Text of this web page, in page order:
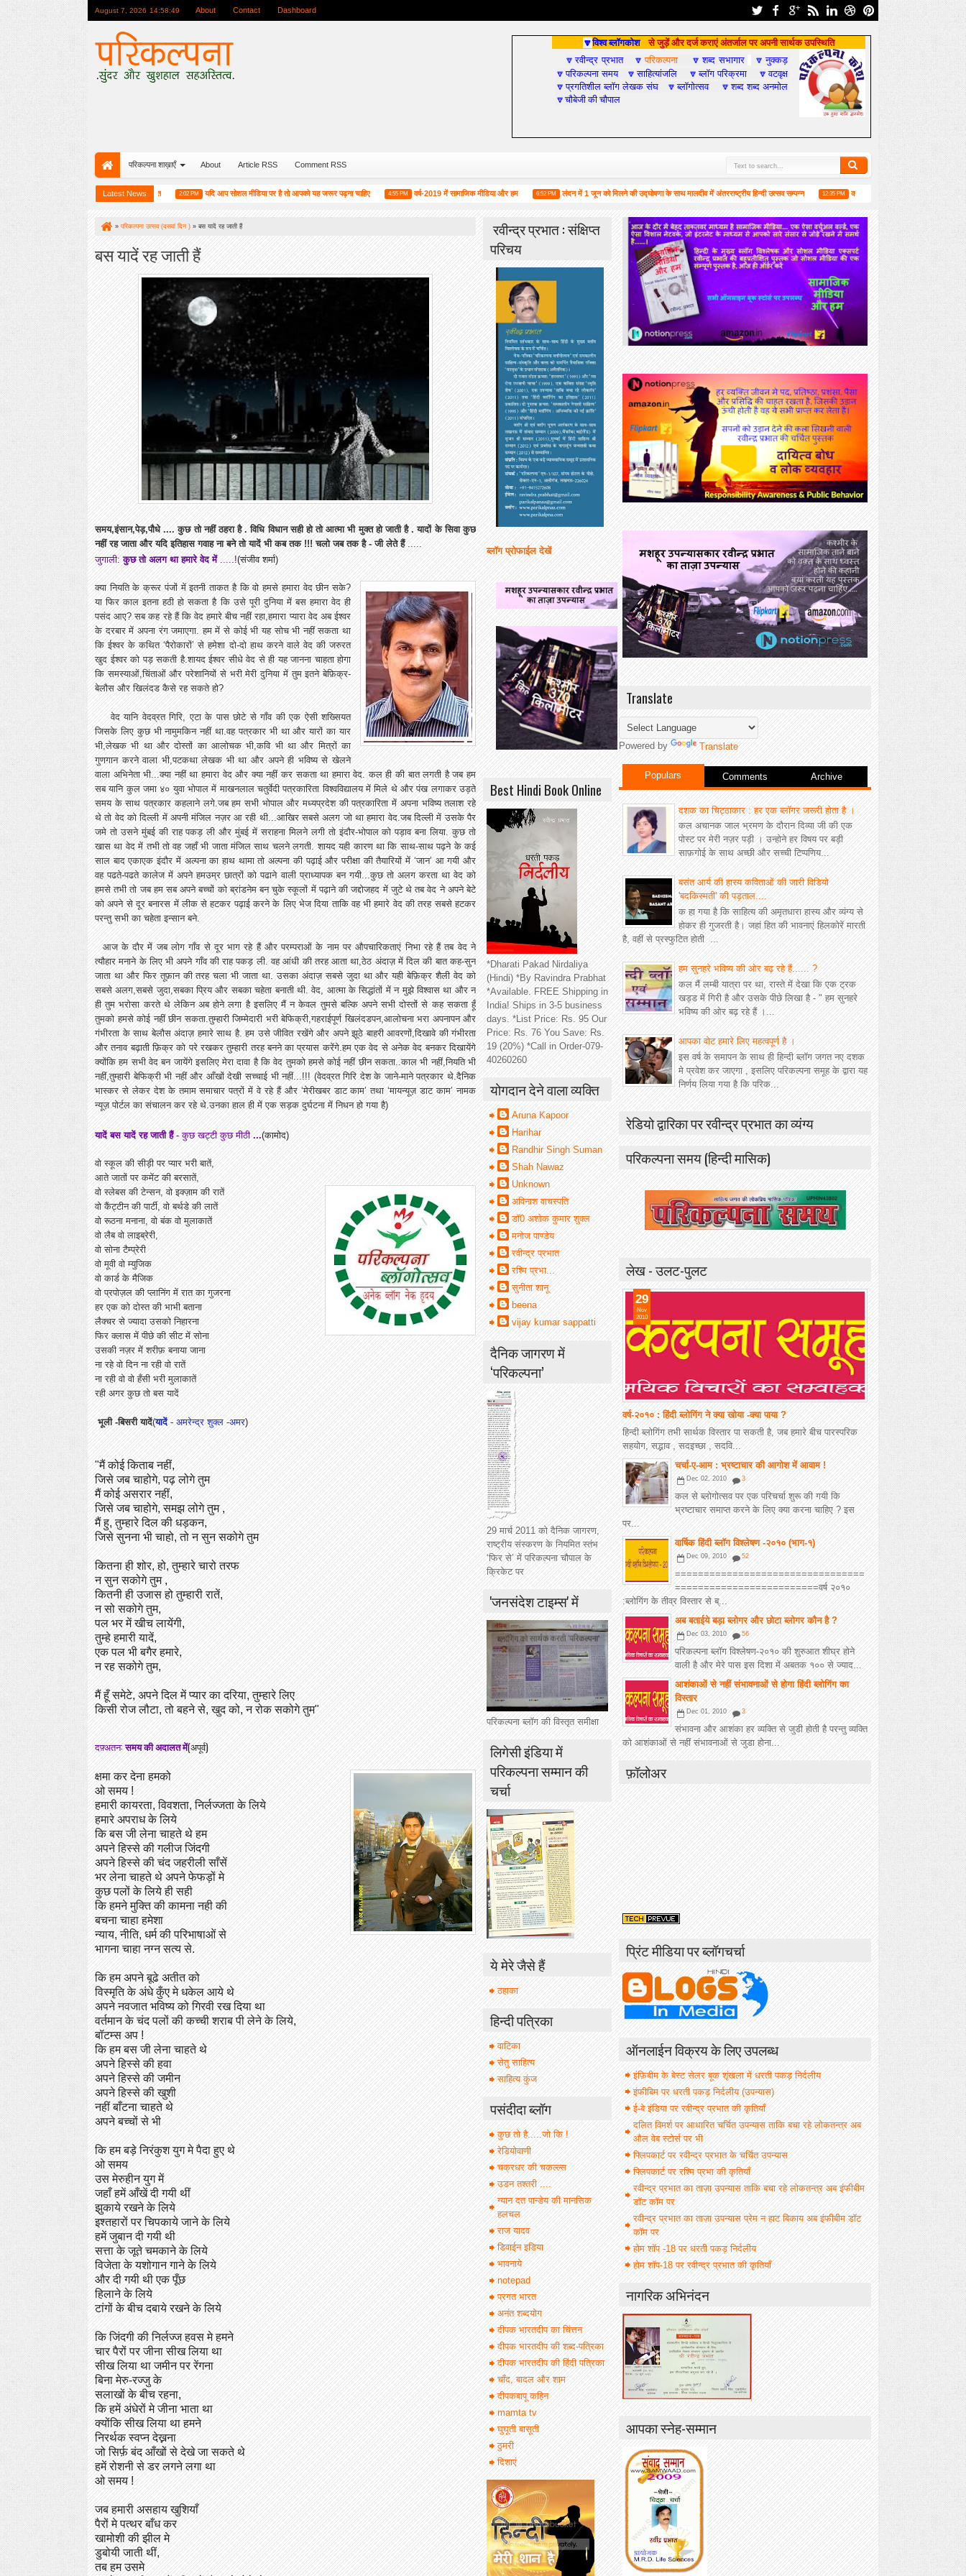
August 7, 2026 14:58:50 About Contact Dashboard
🔽विश्व ब्लॉगकोश से जुड़ें और दर्ज कराएं अंतर्जाल पर अपनी सार्थक उपस्थिति
🔽रवीन्द्र प्रभात 🔽परिकल्पना 🔽शब्द सभागार 🔽नुक्कड़
🔽परिकल्पना समय 🔽साहित्यांजलि 🔽ब्लॉग परिक्रमा 🔽वटवृक्ष
🔽प्रगतिशील ब्लॉग लेखक संघ 🔽ब्लॉगोत्सव 🔽शब्द शब्द अनमोल
🔽चौबेजी की चौपाल
परिकल्पना शाख़ाएँ About Article RSS Comment RSS
Latest News
मुस्कुराहट बनाए रक्खो : रवीन्द्र प्रभात 2:02 PM यदि आप सोशल मीडिया पर है तो आपको यह जरूर पढ़ना चाहिए 4:55 PM वर्ष-2019 में सामाजिक मीडिया और हम 6:52 PM लंदन में 1 जून को मिलने की उद्घोषणा के साथ मालदीव में अंतरराष्ट्रीय हिन्दी उत्सव सम्पन्न 12:35 PM कश्मीर पर आधारित यह उपन्यास आपको जरूर पढ़ना
» परिकल्पना उत्सव (दसवां दिन ) » बस यादें रह जाती हैं
बस यादें रह जाती हैं
समय,इंसान,पेड़,पौधे .... कुछ तो नहीं ठहरा है . विधि विधान सही हो तो आत्मा भी मुक्त हो जाती है . यादों के सिवा कुछ
नहीं रह जाता और यदि इतिहास गवाह ना बने तो यादें भी कब तक !!! चलो जब तक है - जी लेते हैं.....
जुगाली:कुछ तो अलग था हमारे वेद में.....!(संजीव शर्मा)
क्या नियति के क्रूर पंजों में इतनी ताकत है कि वो हमसे हमारा वेद छीन सके?
या फिर काल इतना हठी हो सकता है कि उसे पूरी दुनिया में बस हमारा वेद ही
पसंद आए? सब कह रहे हैं कि वेद हमारे बीच नहीं रहा,हमारा प्यारा वेद अब ईश्वर
के दरबार में अपना रंग जमाएगा. हम में से कोई भी यह सोच भी नहीं सकता था
कि ईश्वर के कथित ‘पैरोकारों’ से हमेशा दो-दो हाथ करने वाले वेद की जरुरत
खुद ईश्वर को पड़ सकती है.शायद ईश्वर सीधे वेद से ही यह जानना चाहता होगा
कि समस्याओं,चिंताओं और परेशानियों से भरी मेरी दुनिया में तुम इतने बेफ़िक्र-
बेलौस और खिलंदड कैसे रह सकते हो?
वेद यानि वेदव्रत गिरि, एटा के पास छोटे से गाँव की एक ऐसी शख्सियत
जिसके लिए कुछ भी नामुमकिन नहीं था.वह पत्रकार भी था और यारों का यार
भी,लेखक भी था और दोस्तों का आलोचक भी,कवि भी था और मित्रों का
गुणगान करने वाला भी,पटकथा लेखक भी था और अपने ही भविष्य से खेलने
वाला अभिनेता भी...क्या नहीं था हमारा वेद और क्या नहीं कर सकता था हमारा वेद. कल ही की बात लगती है जब हम
सब यानि कुल जमा ४० युवा भोपाल में माखनलाल चतुर्वेदी पत्रकारिता विश्वविद्यालय में मिले थे और पंख लगाकर उड़ते
समय के साथ पत्रकार कहलाने लगे.जब हम सभी भोपाल और मध्यप्रदेश की पत्रकारिता में अपना भविष्य तलाश रहे
थे तो वेद को दिल्ली में अपनी मंजिल नज़र आ रही थी...आखिर सबसे अलग जो था हमारा वेद.जब दिल्ली में उसके पैर
जमे तो उसने मुंबई की राह पकड़ ली और मुंबई में सराहना मिलने लगी तो इंदौर-भोपाल को पड़ाव बना लिया. कुछ तो
खास था वेद में तभी तो वह जहाँ भी जाता मंजिल साथ चलने लगती. शायद यही कारण था कि साथ-साथ पढ़ने के कई
साल बाद एकाएक इंदौर में अल्पना का हाथ थामा तो अल्पना की पढ़ाई और परीक्षा की तैयारियों में ‘जान’ आ गयी और
वह पढते-पढते कालेज में अपने हमउम्र छात्रों को पढाने वाली प्राध्यापक बन गयी...कुछ तो अलग करता था वेद को
हमसे तभी तो जब हम सब अपने बच्चों को ब्रांडनेम बन चुके स्कूलों में पढ़ाने की जद्दोजहद में जुटे थे तब वेद ने अपने बेटे
को अपने से दूर बनारस में लीक से हटकर पढ़ाई करने के लिए भेज दिया ताकि वह भी हमारे वेद की तरह सबसे हटकर
परन्तु सभी का चहेता इन्सान बने.
आज के दौर में जब लोग गाँव से दूर भाग रहे हैं और परम्पराओं के नाम पर औपचारिकताएं निभा रहे हैं तब वेद ने
त्यौहार मनाने के लिए भी अपने गाँव की राह पकड़ ली. वह आंधी की तरह आता था,ठेठ अंदाज़ में दिल की बात कह-सुन
जाता था और फिर तूफ़ान की तरह चला भी जाता था. उसका अंदाज़ सबसे जुदा था और यही बेफ़िक्र शैली वेद को
सबसे अलग,सबसे जुदा,सबका प्रिय और सबका चहेता बनाती थी. वेद, आत्मा के सिद्धांतों में न मुझे विश्वास था और न
ही तुम भरोसा करते थे लेकिन अब होने लगा है इसलिए मैं न केवल तुमसे बल्कि अपने सभी दोस्तों से कह सकता हूँ
तुमको हमसे कोई नहीं छीन सकता.तुम्हारी जिम्मेदारी भरी बेफिक्री,गहराईपूर्ण खिलंदडपन,आलोचना भरा अपनापन और
गंभीरता के साथ बेलौस अंदाज़ हमारे साथ है. हम उसे जीवित रखेंगे और अपने झूठे बाहरी आवरणों,दिखावे की गंभीरता
और तनाव बढ़ाती फ़िक्र को परे रखकर तुम्हारी तरह बनने का प्रयास करेंगे.हम एक वेद से अनेक वेद बनकर दिखायेंगे
क्योंकि हम सभी वेद बन जायेंगे इसलिए मेरा दावा है कि वेद तुमको हमसे कोई नहीं छीन सकता..काल भी नहीं,नियति भी
नहीं,तुम्हारी बेफिक्री भी नहीं और आँखों देखी सच्चाई भी नहीं...!!! (वेदव्रत गिरि देश के जाने-माने पत्रकार थे.दैनिक
भास्कर से लेकर देश के तमाम समाचार पत्रों में वे रहे हैं और ‘मेरीखबर डाट काम’ तथा ‘मायन्यूज़ डाट काम’ नामक
न्यूज़ पोर्टल का संचालन कर रहे थे.उनका हाल ही में एक सड़क दुर्घटना में निधन हो गया है)
यादें बस यादें रह जाती हैं- कुछ खट्टी कुछ मीठी...(कामोद)
वो स्कूल की सीड़ी पर प्यार भरी बातें,
आते जातों पर कमेंट की बरसातें,
वो स्लेबस की टेन्सन, वो इक्ज़ाम की रातें
वो कैंट्टीन की पार्टी, वो बर्थडे की लातें
वो रूठना मनाना, वो बंक वो मुलाकातें
वो लैब वो लाइब्रेरी,
वो सोना टैम्प्रेरी
वो मूवी वो म्युजिक
वो कार्ड के मैजिक
वो प्रपोज़ल की प्लानिंग में रात का गुजरना
हर एक को दोस्त की भाभी बताना
लैक्चर से ज्यादा उसको निहारना
फिर क्लास में पीछे की सीट में सोना
उसकी नज़र में शरीफ़ बनाया जाना
ना रहे वो दिन ना रही वो रातें
ना रही वो वो हँसी भरी मुलाकातें
रही अगर कुछ तो बस यादें
भूली -बिसरी यादें(यादें- अमरेन्द्र शुक्ल -अमर)
"मैं कोई किताब नहीं,
जिसे जब चाहोगे, पढ़ लोगे तुम
मैं कोई असरार नहीं,
जिसे जब चाहोगे, समझ लोगे तुम ,
मैं हु, तुम्हारे दिल की धड़कन,
जिसे सुनना भी चाहो, तो न सुन सकोगे तुम
कितना ही शोर, हो, तुम्हारे चारो तरफ
न सुन सकोगे तुम ,
कितनी ही उजास हो तुम्हारी रातें,
न सो सकोगे तुम,
पल भर में खीच लायेंगी,
तुम्हे हमारी यादें,
एक पल भी बगैर हमारे,
न रह सकोगे तुम,
मैं हूँ समेटे, अपने दिल में प्यार का दरिया, तुम्हारे लिए
किसी रोज लौटा, तो बहने से, खुद को, न रोक सकोगे तुम"
दफ़्अतन:समय की अदालत में(अपूर्व)
क्षमा कर देना हमको
ओ समय !
हमारी कायरता, विवशता, निर्लज्जता के लिये
हमारे अपराध के लिये
कि बस जी लेना चाहते थे हम
अपने हिस्से की गलीज जिंदगी
अपने हिस्से की चंद जहरीली साँसें
भर लेना चाहते थे अपने फेफड़ों मे
कुछ पलों के लिये ही सही
कि हमने मुक्ति की कामना नही की
बचना चाहा हमेशा
न्याय, नीति, धर्म की परिभाषाओं से
भागना चाहा नग्न सत्य से.
कि हम अपने बूढे अतीत को
विस्मृति के अंधे कुँए मे धकेल आये थे
अपने नवजात भविष्य को गिरवी रख दिया था
वर्तमान के चंद पलों की कच्ची शराब पी लेने के लिये,
बॉटम्स अप !
कि हम बस जी लेना चाहते थे
अपने हिस्से की हवा
अपने हिस्से की जमीन
अपने हिस्से की खुशी
नहीं बाँटना चाहते थे
अपने बच्चों से भी
कि हम बड़े निरंकुश युग मे पैदा हुए थे
ओ समय
उस मेरुहीन युग में
जहाँ हमें आँखें दी गयी थीं
झुकाये रखने के लिये
इश्तहारों पर चिपकाये जाने के लिये
हमें जुबान दी गयी थी
सत्ता के जूते चमकाने के लिये
विजेता के यशोगान गाने के लिये
और दी गयी थी एक पूँछ
हिलाने के लिये
टांगों के बीच दबाये रखने के लिये
कि जिंदगी की निर्लज्ज हवस मे हमने
चार पैरों पर जीना सीख लिया था
सीख लिया था जमीन पर रेंगना
बिना मेरु-रज्जु के
सलाखों के बीच रहना,
कि हमें अंधेरों मे जीना भाता था
क्योंकि सीख लिया था हमने
निरर्थक स्वप्न देख्नना
जो सिर्फ़ बंद आँखों से देखे जा सकते थे
हमें रोशनी से डर लगने लगा था
ओ समय !
जब हमारी असहाय खुशियाँ
पैरों मे पत्थर बाँध कर
खामोशी की झील मे
डुबोयी जाती थीं,
तब हम उसमे
Translate
Powered by Translate
Populars Comments Archive
दशक का चिट्ठाकार : हर एक ब्लॉगर जरूरी होता है ।
कल अचानक जाल भ्रमण के दौरान दिव्या जी की एक
पोस्ट पर मेरी नज़र पड़ी । उन्होने हर विषय पर बड़ी
साफ़गोई के साथ अच्छी और सच्ची टिप्पणिय...
बसंत आर्य की हास्य कविताओं की जारी विडियो
'बदकिस्मती' की पड़ताल....
क हा गया है कि साहित्य की अमृतधारा हास्य और व्यंग्य से
होकर ही गुजरती है। जहां हित की भावनाएं हिलकोरें मारती
है, वहीं से प्रस्फुटित होती ...
हम सुनहरे भविष्य की ओर बढ़ रहे हैं...... ?
कल मैं लम्बी यात्रा पर था, रास्ते में देखा कि एक ट्रक
खड्ड में गिरी है और उसके पीछे लिखा है - " हम सुनहरे
भविष्य की ओर बढ़ रहे हैं ।...
आपका वोट हमारे लिए महत्वपूर्ण है ।
इस वर्ष के समापन के साथ ही हिन्दी ब्लॉग जगत नए दशक
मे प्रवेश कर जाएगा , इसलिए परिकल्पना समूह के द्वारा यह
निर्णय लिया गया है कि परिक...
रेडियो द्वारिका पर रवीन्द्र प्रभात का व्यंग्य
परिकल्पना समय (हिन्दी मासिक)
लेख - उलट-पुलट
वर्ष-२०१० : हिंदी ब्लोगिंग ने क्या खोया -क्या पाया ?
29
Nov
2010
हिन्दी ब्लोगिंग तभी सार्थक विस्तार पा सकती है, जब हमारे बीच पारस्परिक
सहयोग, सद्भाव , सदइच्छा , सदवि...
चर्चा-ए-आम : भ्रष्टाचार की आगोश में आवाम !
Dec 02, 2010 3
कल से ब्लोगोत्सव पर एक परिचर्चा शुरू की गयी कि
भ्रष्टाचार समाप्त करने के लिए क्या करना चाहिए ? इस
पर...
वार्षिक हिंदी ब्लॉग विश्लेषण -२०१० (भाग-१)
Dec 09, 2010 52
=================================
=========================वर्ष २०१०
:ब्लोगिंग के तीव्र विस्तार से ब्...
अब बताईये बड़ा ब्लोगर और छोटा ब्लोगर कौन है ?
Dec 03, 2010 56
परिकल्पना ब्लॉग विश्लेषण-२०१० की शुरुआत शीघ्र होने
वाली है और मेरे पास इस दिशा में अबतक १०० से ज्याद...
आशंकाओं से नहीं संभावनाओं से होगा हिंदी ब्लोगिंग का
विस्तार
Dec 01, 2010 3
संभावना और आशंका हर व्यक्ति से जुडी होती है परन्तु व्यक्ति
को आशंकाओं से नहीं संभावनाओं से जुडा होना...
फ़ॉलोअर
प्रिंट मीडिया पर ब्लॉगचर्चा
ऑनलाईन विक्रय के लिए उपलब्ध
इंफ़िबीम के बेस्ट सेलर बूक शृंखला में धरती पकड़ निर्दलीय
इंफीबिम पर धरती पकड़ निर्दलीय (उपन्यास)
ई-बे इंडिया पर रवीन्द्र प्रभात की कृतियाँ
दलित विमर्श पर आधारित चर्चित उपन्यास ताकि बचा रहे लोकतन्त्र अब
औल वेब स्टोर्स पर भी
फ्लिपकार्ट पर रवीन्द्र प्रभात के चर्चित उपन्यास
फ्लिपकार्ट पर रश्मि प्रभा की कृतियाँ
रवीन्द्र प्रभात का ताज़ा उपन्यास ताकि बचा रहे लोकतन्त्र अब इंफीबीम
डॉट कॉम पर
रवीन्द्र प्रभात का ताज़ा उपन्यास प्रेम न हाट बिकाय अब इंफीबीम डॉट
कॉम पर
होम शॉप -18 पर धरती पकड़ निर्दलीय
होम शॉप-18 पर रवीन्द्र प्रभात की कृतियाँ
नागरिक अभिनंदन
आपका स्नेह-सम्मान
रवीन्द्र प्रभात : संक्षिप्त
परिचय
ब्लॉग प्रोफाईल देखें
Best Hindi Book Online
*Dharati Pakad Nirdaliya
(Hindi) *By Ravindra Prabhat
*Available. FREE Shipping in
India! Ships in 3-5 business
days. *List Price: Rs. 95 Our
Price: Rs. 76 You Save: Rs.
19 (20%) *Call in Order-079-
40260260
योगदान देने वाला व्यक्ति
Aruna Kapoor
Harihar
Randhir Singh Suman
Shah Nawaz
Unknown
अविनाश वाचस्पति
डॉ0 अशोक कुमार शुक्ल
मनोज पाण्डेय
रवीन्द्र प्रभात
रश्मि प्रभा...
सुनीता शानू
beena
vijay kumar sappatti
दैनिक जागरण में
‘परिकल्पना’
29 मार्च 2011 को दैनिक जागरण,
राष्ट्रीय संस्करण के नियमित स्तंभ
‘फिर से’ में परिकल्पना चौपाल के
क्रिकेट पर
'जनसंदेश टाइम्स' में
परिकल्पना ब्लॉग की विस्तृत समीक्षा
लिगेसी इंडिया में
परिकल्पना सम्मान की
चर्चा
ये मेरे जैसे हैं
ठहाका
हिन्दी पत्रिका
वाटिका
सेतु साहित्य
साहित्य कुंज
पसंदीदा ब्लॉग
कुछ तो है.....जो कि !
रेडियोवाणी
चक्रधर की चकल्ल्स
उडन तश्तरी ....
ग्यान दत पान्डेय की मानसिक
हलचल
राज यादव
डिवाईन इडिया
भावनाये
notepad
प्रगत भारत
अनंत शब्दयोग
दीपक भारतदीप का चिंत्तन
दीपक भारतदीप की शब्द-पत्रिका
दीपक भारतदीप की हिंदी पत्रिका
चाँद, बादल और शाम
दीपकबापू कहिन
mamta tv
घुघूती बासूती
ठुमरी
दिशाएं